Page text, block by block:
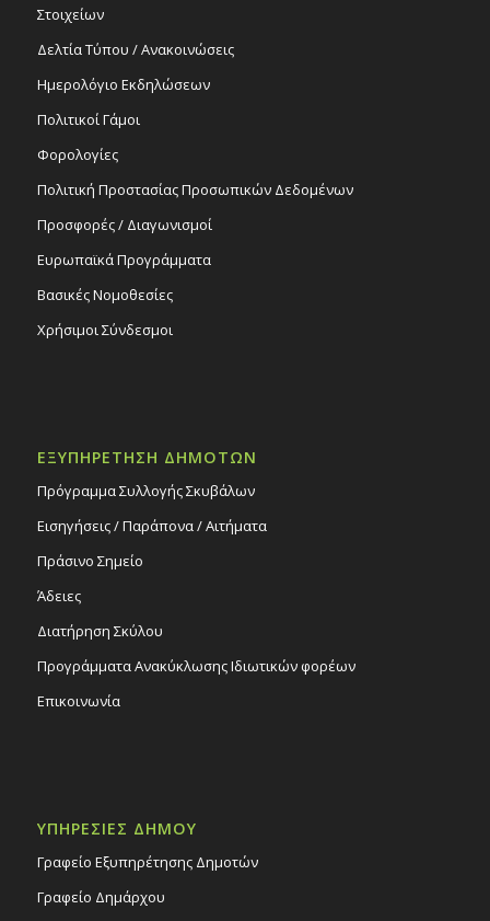
Στοιχείων
Δελτία Τύπου / Ανακοινώσεις
Ημερολόγιο Εκδηλώσεων
Πολιτικοί Γάμοι
Φορολογίες
Πολιτική Προστασίας Προσωπικών Δεδομένων
Προσφορές / Διαγωνισμοί
Ευρωπαϊκά Προγράμματα
Βασικές Νομοθεσίες
Χρήσιμοι Σύνδεσμοι
ΕΞΥΠΗΡΕΤΗΣΗ ΔΗΜΟΤΩΝ
Πρόγραμμα Συλλογής Σκυβάλων
Εισηγήσεις / Παράπονα / Αιτήματα
Πράσινο Σημείο
Άδειες
Διατήρηση Σκύλου
Προγράμματα Ανακύκλωσης Ιδιωτικών φορέων
Επικοινωνία
ΥΠΗΡΕΣΙΕΣ ΔΗΜΟΥ
Γραφείο Εξυπηρέτησης Δημοτών
Γραφείο Δημάρχου